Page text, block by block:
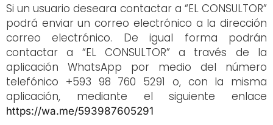
Si un usuario deseara contactar a “EL CONSULTOR”
podrá enviar un correo electrónico a la dirección
correo electrónico. De igual forma podrán
contactar a “EL CONSULTOR” a través de la
aplicación WhatsApp por medio del número
telefónico +593 98 760 5291 o, con la misma
aplicación, mediante el siguiente enlace
https://wa.me/593987605291